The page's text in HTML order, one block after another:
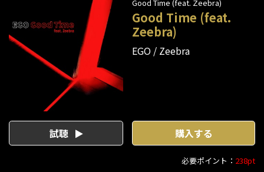
Good Time (feat. Zeebra)
Good Time (feat.
Zeebra)
EGO Zeebra
試聴 購入する
必要ポイント： 238pt